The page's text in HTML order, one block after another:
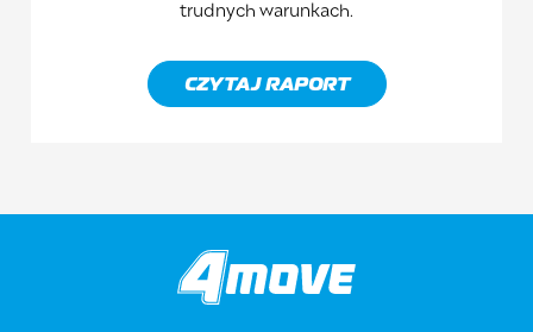
trudnych warunkach.
CZYTAJ RAPORT